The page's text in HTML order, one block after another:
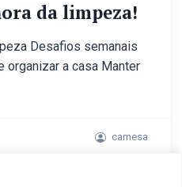
da limpeza!
Desafios semanais
organizar a casa Manter
camesa